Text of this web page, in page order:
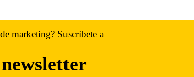
marketing? Suscríbete a
newsletter